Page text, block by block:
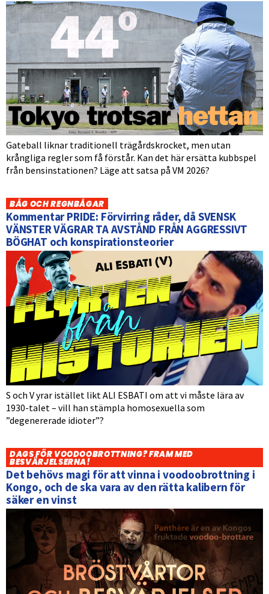
Gateball liknar traditionell trägårdskrocket, men utan
krångliga regler som få förstår. Kan det här ersätta kubbspel
från bensinstationen? Läge att satsa på VM 2026?
BÅG OCH REGNBÅGAR
Kommentar PRIDE: Förvirring råder, då SVENSK
VÄNSTER VÄGRAR TA AVSTÅND FRÅN AGGRESSIVT
BÖGHAT och konspirationsteorier
S och V yrar istället likt ALI ESBATI om att vi måste lära av
1930-talet – vill han stämpla homosexuella som
”degenererade idioter”?
DAGS FÖR VOODOOBROTTNING? FRAM MED
BESVÄRJELSERNA!
Det behövs magi för att vinna i voodoobrottning i
Kongo, och de ska vara av den rätta kalibern för
säker en vinst